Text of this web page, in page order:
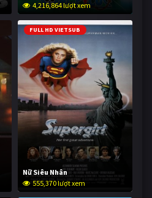
4,216,864 lượt xem
FULL HD VIETSUB
Nữ Siêu Nhân
555,370 lượt xem